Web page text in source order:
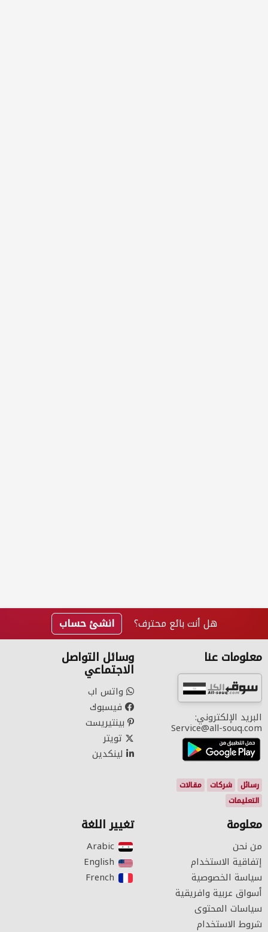
هل أنت بائع محترف؟ انشئ حساب
معلومات عنا
البريد الإلكتروني:
Service@all-souq.com
رسائل شركات
مقالات
التعليمات
وسائل التواصل
الاجتماعي
واتس اب
فيسبوك
بينتيريست
تويتر
لينكدين
معلومة
من نحن
إتفاقية الاستخدام
سياسة الخصوصية
أسواق عربية وافريقية
سياسات المحتوى
شروط الاستخدام
تغيير اللغة
Arabic‎
English‎
French‎